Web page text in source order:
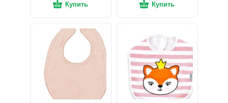
Купить Купить